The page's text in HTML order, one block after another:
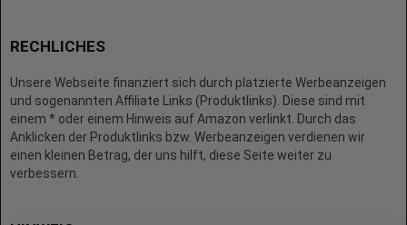
RECHLICHES
Unsere Webseite finanziert sich durch platzierte Werbeanzeigen
und sogenannten Affiliate Links (Produktlinks). Diese sind mit
einem * oder einem Hinweis auf Amazon verlinkt. Durch das
Anklicken der Produktlinks bzw. Werbeanzeigen verdienen wir
einen kleinen Betrag, der uns hilft, diese Seite weiter zu
verbessern.